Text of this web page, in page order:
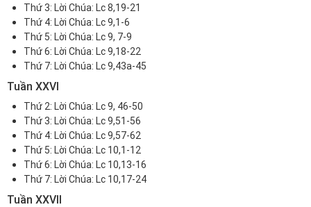
Thứ 3: Lời Chúa: Lc 8,19-21
Thứ 4: Lời Chúa: Lc 9,1-6
Thứ 5: Lời Chúa: Lc 9, 7-9
Thứ 6: Lời Chúa: Lc 9,18-22
Thứ 7: Lời Chúa: Lc 9,43a-45
Tuần XXVI
Thứ 2: Lời Chúa: Lc 9, 46-50
Thứ 3: Lời Chúa: Lc 9,51-56
Thứ 4: Lời Chúa: Lc 9,57-62
Thứ 5: Lời Chúa: Lc 10,1-12
Thứ 6: Lời Chúa: Lc 10,13-16
Thứ 7: Lời Chúa: Lc 10,17-24
Tuần XXVII